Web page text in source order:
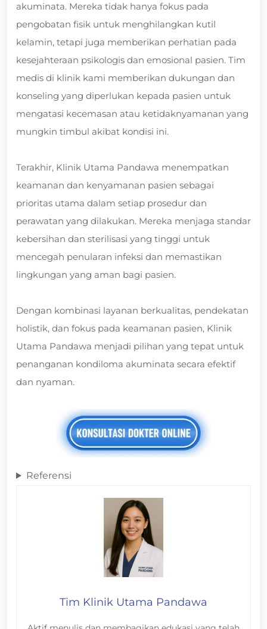
akuminata. Mereka tidak hanya fokus pada
pengobatan fisik untuk menghilangkan kutil
kelamin, tetapi juga memberikan perhatian pada
kesejahteraan psikologis dan emosional pasien. Tim
medis di klinik kami memberikan dukungan dan
konseling yang diperlukan kepada pasien untuk
mengatasi kecemasan atau ketidaknyamanan yang
mungkin timbul akibat kondisi ini.
Terakhir, Klinik Utama Pandawa menempatkan
keamanan dan kenyamanan pasien sebagai
prioritas utama dalam setiap prosedur dan
perawatan yang dilakukan. Mereka menjaga standar
kebersihan dan sterilisasi yang tinggi untuk
mencegah penularan infeksi dan memastikan
lingkungan yang aman bagi pasien.
Dengan kombinasi layanan berkualitas, pendekatan
holistik, dan fokus pada keamanan pasien, Klinik
Utama Pandawa menjadi pilihan yang tepat untuk
penanganan kondiloma akuminata secara efektif
dan nyaman.
Referensi
Tim Klinik Utama Pandawa